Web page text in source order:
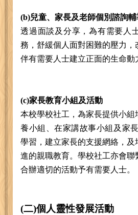
(b)兒童、家長及老師個別諮詢
透過面談及分享，為有需要人
務，舒緩個人面對困難的壓力，
伴有需要人士建立正面的生命動
(c)家長教育小組及活動
本校學校社工，為家長提供小組
養小組、在家講故事小組及家
學習，建立家長的支援網絡，及
進的親職教育。學校社工亦會聯
合辦適切的活動予有需要人士。
(二)個人靈性發展活動